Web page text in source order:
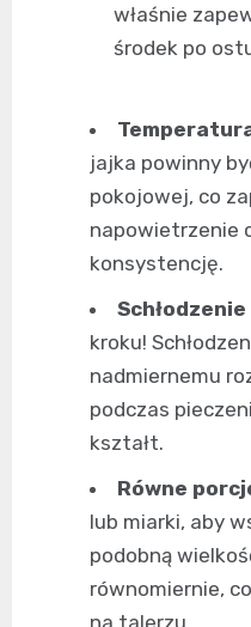
właśnie
środek po
jajka powinny
pokojowej, co
napowietrzenie
konsystencję.
kroku!
nadmiernemu
podczas
kształt.
Równe
lub miarki, aby
podobną
równomiernie,
na talerzu.